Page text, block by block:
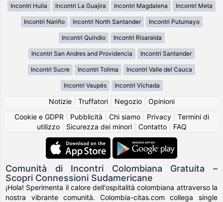
Incontri Huila Incontri La Guajira Incontri Magdalena Incontri Meta
Incontri Nariño Incontri North Santander Incontri Putumayo
Incontri Quindio Incontri Risaralda
Incontri San Andres and Providencia Incontri Santander
Incontri Sucre Incontri Tolima Incontri Valle del Cauca
Incontri Vaupés Incontri Vichada
Notizie| Truffatori| Negozio| Opinioni
Cookie e GDPR
Pubblicità Chi siamo| Privacy| Termini di
utilizzo| Sicurezza dei minori| Contatto| FAQ
Comunità di Incontri Colombiana Gratuita –
Scopri Connessioni Sudamericane
¡Hola! Sperimenta il calore dell'ospitalità colombiana attraverso la
nostra vibrante comunità. Colombia-citas.com collega single